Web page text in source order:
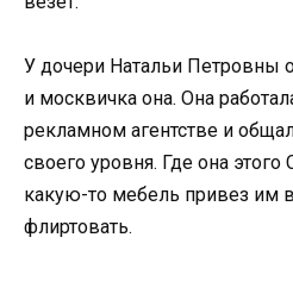
У дочери Натальи Петровны
и москвичка она. Она
рекламном агентстве и
своего уровня. Где она
какую-то мебель привез им
флиртовать.